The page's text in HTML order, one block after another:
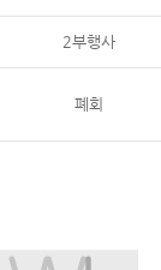
2부행사
폐회